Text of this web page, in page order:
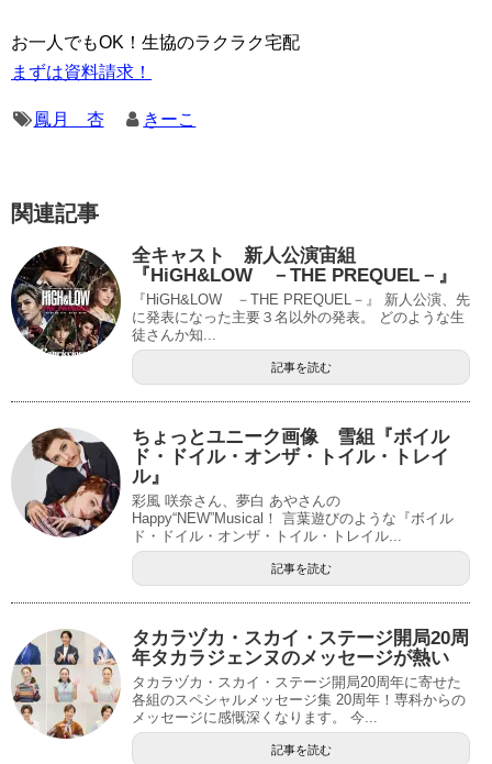
お一人でもOK！生協のラクラク宅配
まずは資料請求！
鳳月 杏 きーこ
関連記事
全キャスト 新人公演宙組
『HiGH&LOW －THE PREQUEL－』
『HiGH&LOW －THE PREQUEL－』 新人公演、先
に発表になった主要３名以外の発表。 どのような生
徒さんか知...
記事を読む
ちょっとユニーク画像 雪組『ボイル
ド・ドイル・オンザ・トイル・トレイ
ル』
彩風 咲奈さん、夢白 あやさんの
Happy“NEW”Musical！ 言葉遊びのような『ボイル
ド・ドイル・オンザ・トイル・トレイル...
記事を読む
タカラヅカ・スカイ・ステージ開局20周
年タカラジェンヌのメッセージが熱い
タカラヅカ・スカイ・ステージ開局20周年に寄せた
各組のスペシャルメッセージ集 20周年！専科からの
メッセージに感慨深くなります。 今...
記事を読む